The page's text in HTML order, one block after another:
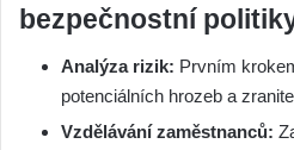
bezpečnostní
Analýza rizik: Prvním
potenciálních hrozeb a
Vzdělávání zaměstnanců: